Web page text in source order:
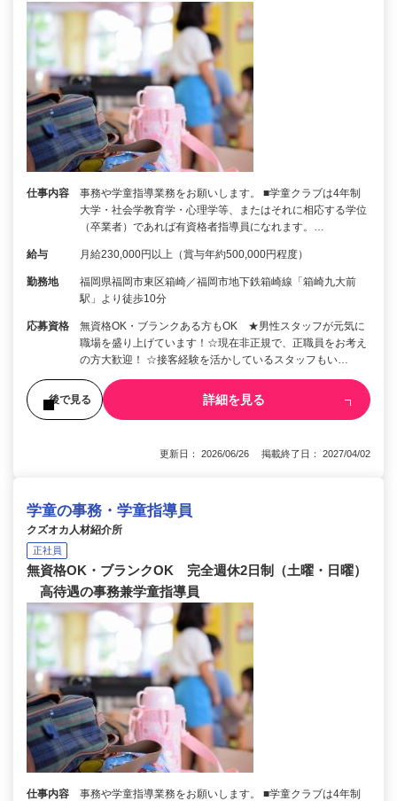
仕事内容
事務や学童指導業務をお願いします。 ■学童クラブは4年制
大学・社会学教育学・心理学等、またはそれに相応する学位
（卒業者）であれば有資格者指導員になれます。…
給与 月給230,000円以上（賞与年約500,000円程度）
勤務地
福岡県福岡市東区箱崎／福岡市地下鉄箱崎線「箱崎九大前
駅」より徒歩10分
応募資格
無資格OK・ブランクある方もOK ★男性スタッフが元気に
職場を盛り上げています！☆現在非正規で、正職員をお考え
の方大歓迎！ ☆接客経験を活かしているスタッフもい…
後で見る 詳細を見る
更新日： 2026/06/26 掲載終了日： 2027/04/02
学童の事務・学童指導員
クズオカ人材紹介所
正社員
無資格OK・ブランクOK 完全週休2日制（土曜・日曜）
高待遇の事務兼学童指導員
仕事内容
事務や学童指導業務をお願いします。 ■学童クラブは4年制